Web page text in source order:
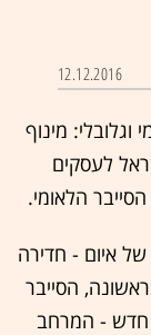
12.12.2016
מינוף
ישראל לעסקים
של איום - חדירה
הסייבר
חדש - המרחב